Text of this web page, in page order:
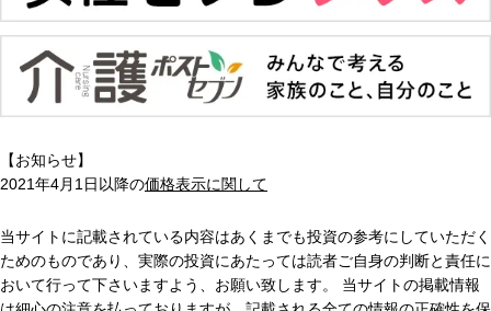
【お知らせ】
2021年4月1日以降の価格表示に関して
当サイトに記載されている内容はあくまでも投資の参考にしていただく
ためのものであり、実際の投資にあたっては読者ご自身の判断と責任に
おいて行って下さいますよう、お願い致します。 当サイトの掲載情報